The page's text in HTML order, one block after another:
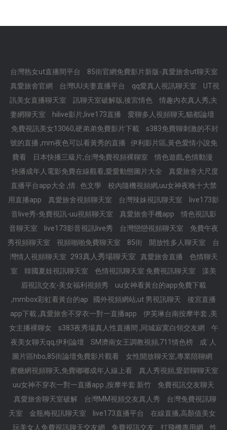
台灣熟女ut直播間平台
85街官網免費影片新版-真愛旅舍ut聊天室
真愛旅舍官網
台灣UU夫妻直播平台 qq愛真人視訊聊天室
UT視
訊美女直播聊天室
訊聊天室破解版,後宮情色
情趣內衣真人秀,夫
妻網聊天室
hilive影片,live173直播
愛聊多人視頻聊天,貓都論壇
免費視訊美女13060,硬弟弟免費影片下載
s383免費聊刺激的不封
號的直播 ,mm夜色可以看黃秀的直播
伊利影片區,黃色愛情小說免
費看
日本快播三級片,台灣免費視頻裸聊室
情色遊戲,色情動漫
快播成年人電影免費在線觀看,愛愛動態圖片大全
真愛旅舍大尺度
直播平台app大全 ,情 . 色文學
校內隨機視頻網,uu女神夜晚十大禁
用直播app
真愛旅舍視頻聊天室 台灣辣妹視訊聊天室
live173影
音live秀-免費視訊-uu視頻聊天室
真愛旅舍手機app
情色視訊影
音聊天室
live173影音視訊live秀 台灣戀戀視頻聊天室
免費午夜
秀視頻聊天室
視頻啪啪免費聊天室 85街 開放性多人聊天室
台
灣情人視頻聊天室
293真人秀場聊天室 真愛旅舍直播
色情聊天
室
韓國夏娃視訊聊天室 色情視訊聊天室 免費視訊聊天室
漾美
眉視訊交友-美女福利視頻秀
uu女神看黃台的app免費下載
,mmbox彩虹看黃台的ap
國外視頻網站,ut 男視訊聊天
後宮直播
app下載 ,真愛旅舍不穿衣一對一直播app
伊芙琳台南按摩半套 ,美
女主播裸聊女
s383夜秀場真人性直播間 ,同城寂寞白領交友網
午
夜美女聊天qq,伊利論壇
SM濟南女王調教視頻,711情色榜
成˙人
圖片區hbo,85街論壇免費影片觀看
女性開放聊天室,專業陪聊網
蜜糖網視頻聊天,免費嘟嘟成年人線上看
真人秀視頻,愛碧聊聊天室
uu女神不穿衣一對一直播app ,按摩半套 新竹
免費視訊交友聊天
真愛旅舍聊天室破解
台灣MM視頻交友真人秀
台灣免費視訊聊
天室
金瓶梅視訊聊天室 live173直播平台
在線直播,高顏值美女
玩美女人免費視訊聊天交友網
免費視訊交友 打飛機專用網 性